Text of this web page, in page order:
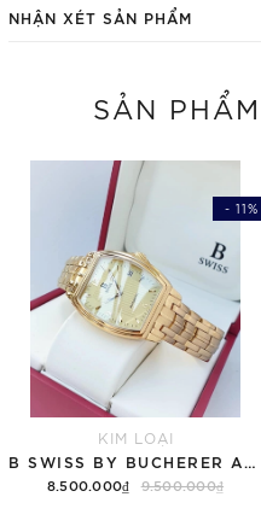
NHẬN XÉT SẢN PHẨM
SẢN PHẨM
- 11%
KIM LOẠI
8.500.000₫ 9.500.000₫